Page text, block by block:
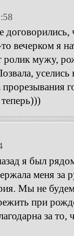
вечерком я
ролик мужу,
я был
меня за
Мы не
при
за то,